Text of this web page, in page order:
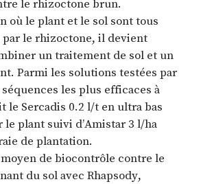
le rhizoctone brun.
où le plant et le sol sont tous
le rhizoctone, il devient
un traitement de sol et un
Parmi les solutions testées par
les plus efficaces à
le Sercadis 0.2 l/t en ultra bas
le plant suivi d’Amistar 3 l/ha
de plantation.
de biocontrôle contre le
du sol avec Rhapsody,